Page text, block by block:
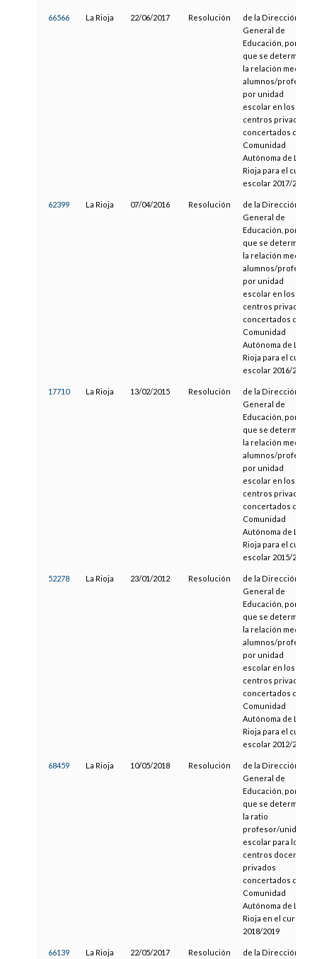
66566 La Rioja 22/06/2017 Resolución
de la Dirección
General de
Educación, por la
que se determina
la relación media
alumnos/profesor
por unidad
escolar en los
centros privados
concertados de la
Comunidad
Autónoma de La
Rioja para el curso
escolar 2017/2018
62399 La Rioja 07/04/2016 Resolución
de la Dirección
General de
Educación, por la
que se determina
la relación media
alumnos/profesor
por unidad
escolar en los
centros privados
concertados de la
Comunidad
Autónoma de La
Rioja para el curso
escolar 2016/2017
17710 La Rioja 13/02/2015 Resolución
de la Dirección
General de
Educación, por la
que se determina
la relación media
alumnos/profesor
por unidad
escolar en los
centros privados
concertados de la
Comunidad
Autónoma de La
Rioja para el curso
escolar 2015/2016
52278 La Rioja 23/01/2012 Resolución
de la Dirección
General de
Educación, por la
que se determina
la relación media
alumnos/profesor
por unidad
escolar en los
centros privados
concertados de la
Comunidad
Autónoma de La
Rioja para el curso
escolar 2012/2013
68459 La Rioja 10/05/2018 Resolución
de la Dirección
General de
Educación, por la
que se determina
la ratio
profesor/unidad
escolar para los
centros docentes
privados
concertados de la
Comunidad
Autónoma de La
Rioja en el curso
2018/2019
66139 La Rioja 22/05/2017 Resolución
de la Dirección